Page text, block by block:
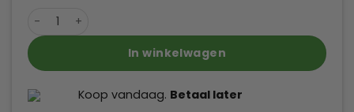
Wandplank Nola massief 100 cm aantal
In winkelwagen
Koop vandaag. Betaal later